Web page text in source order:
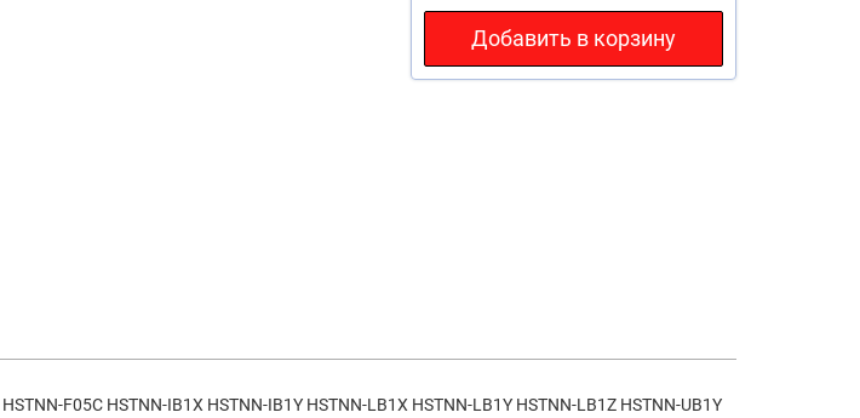
Добавить в корзину
F05C HSTNN-IB1X HSTNN-IB1Y HSTNN-LB1X HSTNN-LB1Y HSTNN-LB1Z HSTNN-UB1Y